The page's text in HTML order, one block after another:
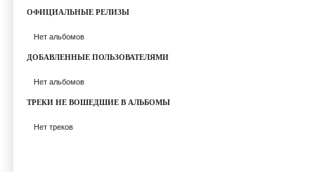
ОФИЦИАЛЬНЫЕ РЕЛИЗЫ
Нет альбомов
ДОБАВЛЕННЫЕ ПОЛЬЗОВАТЕЛЯМИ
Нет альбомов
ТРЕКИ НЕ ВОШЕДШИЕ В АЛЬБОМЫ
Нет треков